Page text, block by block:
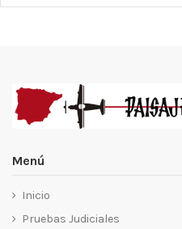
Menú
Inicio
Pruebas Judiciales